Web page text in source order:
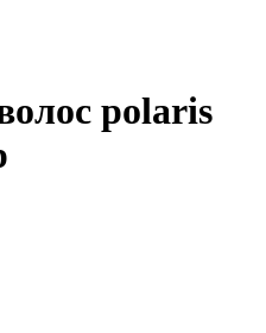
polaris